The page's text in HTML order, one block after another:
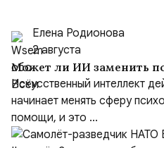
Елена Родионова
2 августа
Может ли ИИ заменить
Искусственный интеллект
начинает менять сферу
помощи, и это ...